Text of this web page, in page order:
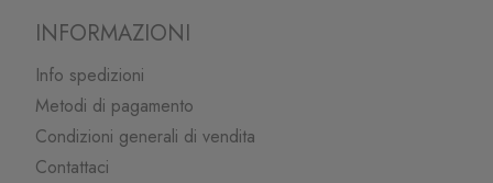
INFORMAZIONI
Info spedizioni
Metodi di pagamento
Condizioni generali di vendita
Contattaci